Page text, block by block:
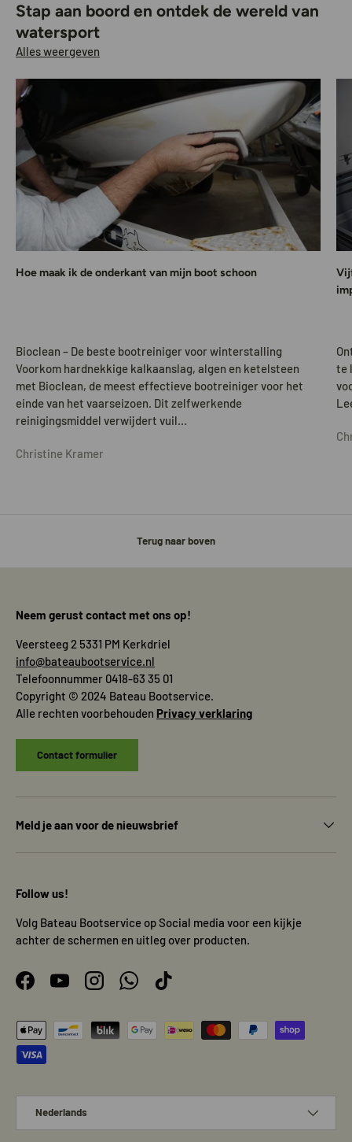
Stap aan boord en ontdek de wereld van
watersport
Alles weergeven
Hoe maak ik de onderkant van mijn boot schoon
Bioclean – De beste bootreiniger voor winterstalling
Voorkom hardnekkige kalkaanslag, algen en ketelsteen
met Bioclean, de meest effectieve bootreiniger voor het
einde van het vaarseizoen. Dit zelfwerkende
reinigingsmiddel verwijdert vuil...
Christine Kramer
te
Terug naar boven
Neem gerust contact met ons op!
Veersteeg 2 5331 PM Kerkdriel
info@bateaubootservice.nl
Telefoonnummer 0418-63 35 01
Copyright © 2024 Bateau Bootservice.
Alle rechten voorbehouden Privacy verklaring
Contact formulier
Meld je aan voor de nieuwsbrief
Follow us!
Volg Bateau Bootservice op Social media voor een kijkje
achter de schermen en uitleg over producten.
FacebookYouTubeInstagramWhatsAppTikTok
Geaccepteerde betaalmethoden
Nederlands